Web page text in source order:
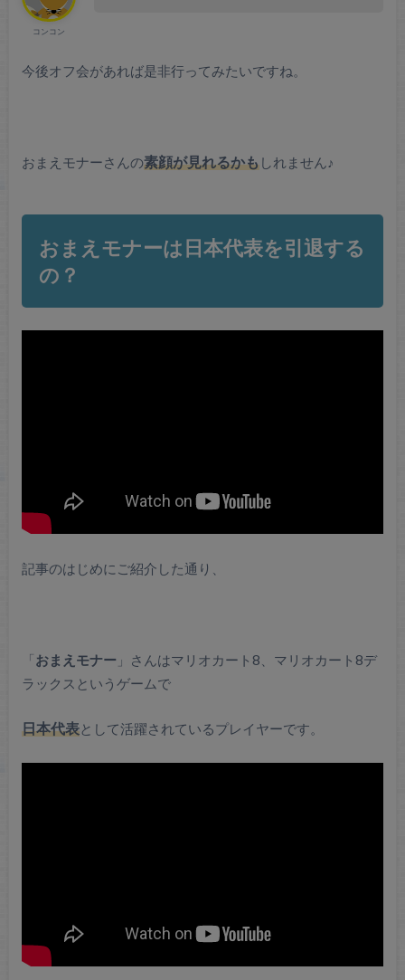
コンコン
今後オフ会があれば是非行ってみたいですね。
おまえモナーさんの素顔が見れるかもしれません♪
おまえモナーは日本代表を引退する
の？
記事のはじめにご紹介した通り、
「おまえモナー 」さんはマリオカート8、マリオカート8デ
ラックスというゲームで
日本代表として活躍されているプレイヤーです。